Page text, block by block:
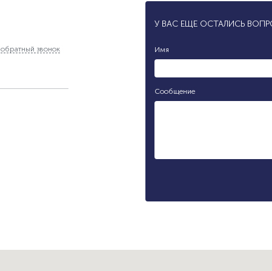
обратный звонок
У ВАС ЕЩЕ ОСТАЛИСЬ
Имя
Сообщение